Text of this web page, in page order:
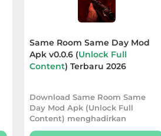
Same Room Same Day Mod
Apk v0.0.6 (Unlock Full
Content) Terbaru 2026
Download Same Room Same
Day Mod Apk (Unlock Full
Content) menghadirkan
pengalaman bermain yang lebih